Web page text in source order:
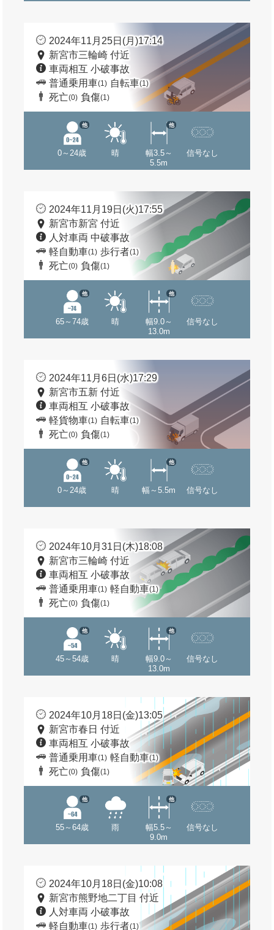
2024年11月25日(月)17:14
新宮市三輪崎 付近
車両相互 小破事故
普通乗用車(1) 自転車(1)
死亡(0) 負傷(1)
0～24歳
他
晴
幅3.5～
5.5m
他
信号なし
2024年11月19日(火)17:55
新宮市新宮 付近
人対車両 中破事故
軽自動車(1) 歩行者(1)
死亡(0) 負傷(1)
65～74歳
他
晴
幅9.0～
13.0m
他
信号なし
2024年11月6日(水)17:29
新宮市五新 付近
車両相互 小破事故
軽貨物車(1) 自転車(1)
死亡(0) 負傷(1)
0～24歳
他
晴 幅～5.5m
他
信号なし
2024年10月31日(木)18:08
新宮市三輪崎 付近
車両相互 小破事故
普通乗用車(1) 軽自動車(1)
死亡(0) 負傷(1)
45～54歳
他
晴
幅9.0～
13.0m
他
信号なし
2024年10月18日(金)13:05
新宮市春日 付近
車両相互 小破事故
普通乗用車(1) 軽自動車(1)
死亡(0) 負傷(1)
55～64歳
他
雨
幅5.5～
9.0m
他
信号なし
2024年10月18日(金)10:08
新宮市熊野地二丁目 付近
人対車両 小破事故
軽自動車(1) 歩行者(1)